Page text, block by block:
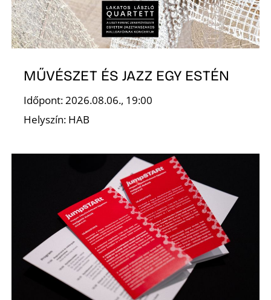
MŰVÉSZET ÉS JAZZ EGY ESTÉN
Időpont: 2026.08.06., 19:00
Helyszín: HAB